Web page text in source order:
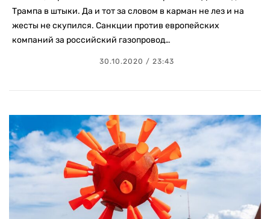
Трампа в штыки. Да и тот за словом в карман не лез и на
жесты не скупился. Санкции против европейских
компаний за российский газопровод…
30.10.2020 / 23:43